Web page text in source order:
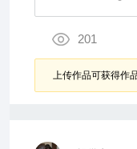
201
上传作品可获得作